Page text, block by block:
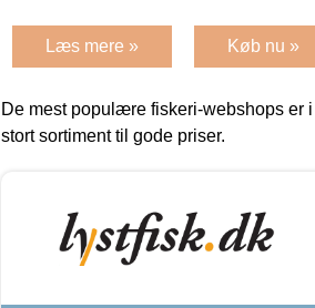
Læs mere » Køb nu »
De mest populære fiskeri-webshops er
stort sortiment til gode priser.